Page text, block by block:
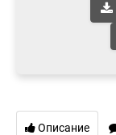
Описание